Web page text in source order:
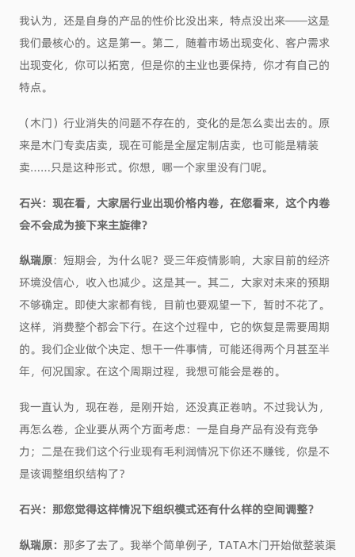
我认为，还是自身的产品的性价比没出来，特点没出来——这是
我们最核心的。这是第一。第二，随着市场出现变化、客户需求
出现变化，你可以拓宽，但是你的主业也要保持，你才有自己的
特点。
（木门）行业消失的问题不存在的，变化的是怎么卖出去的。原
来是木门专卖店卖，现在可能是全屋定制店卖，也可能是精装
卖……只是这种形式。你想，哪一个家里没有门呢。
石兴：现在看，大家居行业出现价格内卷，在您看来，这个内卷
会不会成为接下来主旋律？
纵瑞原：短期会，为什么呢？受三年疫情影响，大家目前的经济
环境没信心，收入也减少。这是其一。其二，大家对未来的预期
不够确定。即使大家都有钱，目前也要观望一下，暂时不花了。
这样，消费整个都会下行。在这个过程中，它的恢复是需要周期
的。我们企业做个决定、想干一件事情，可能还得两个月甚至半
年，何况国家。在这个周期过程，我想可能会是卷的。
我一直认为，现在卷，是刚开始，还没真正卷呐。不过我认为，
再怎么卷，企业要从两个方面考虑：一是自身产品有没有竞争
力；二是在我们这个行业现有毛利润情况下你还不赚钱，你是不
是该调整组织结构了？
石兴：那您觉得这样情况下组织模式还有什么样的空间调整？
纵瑞原： 那多了去了。我举个简单例子，TATA木门开始做整装渠